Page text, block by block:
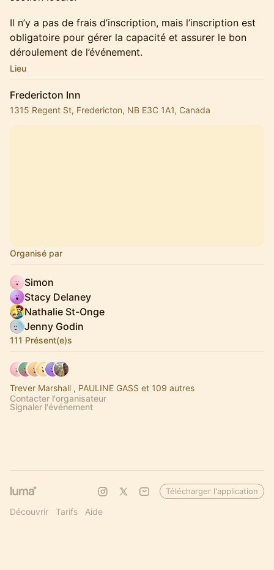
Il n’y a pas de frais d’inscription, mais l’inscription est
obligatoire pour gérer la capacité et assurer le bon
déroulement de l’événement.
Lieu
Fredericton Inn
1315 Regent St, Fredericton, NB E3C 1A1, Canada
Organisé par
Simon
Stacy Delaney
Nathalie St-Onge
Jenny Godin
111 Présent(e)s
Trever Marshall , PAULINE GASS et 109 autres
Contacter l'organisateur
Signaler l'événement
Découvrir Tarifs Aide
Télécharger l'application